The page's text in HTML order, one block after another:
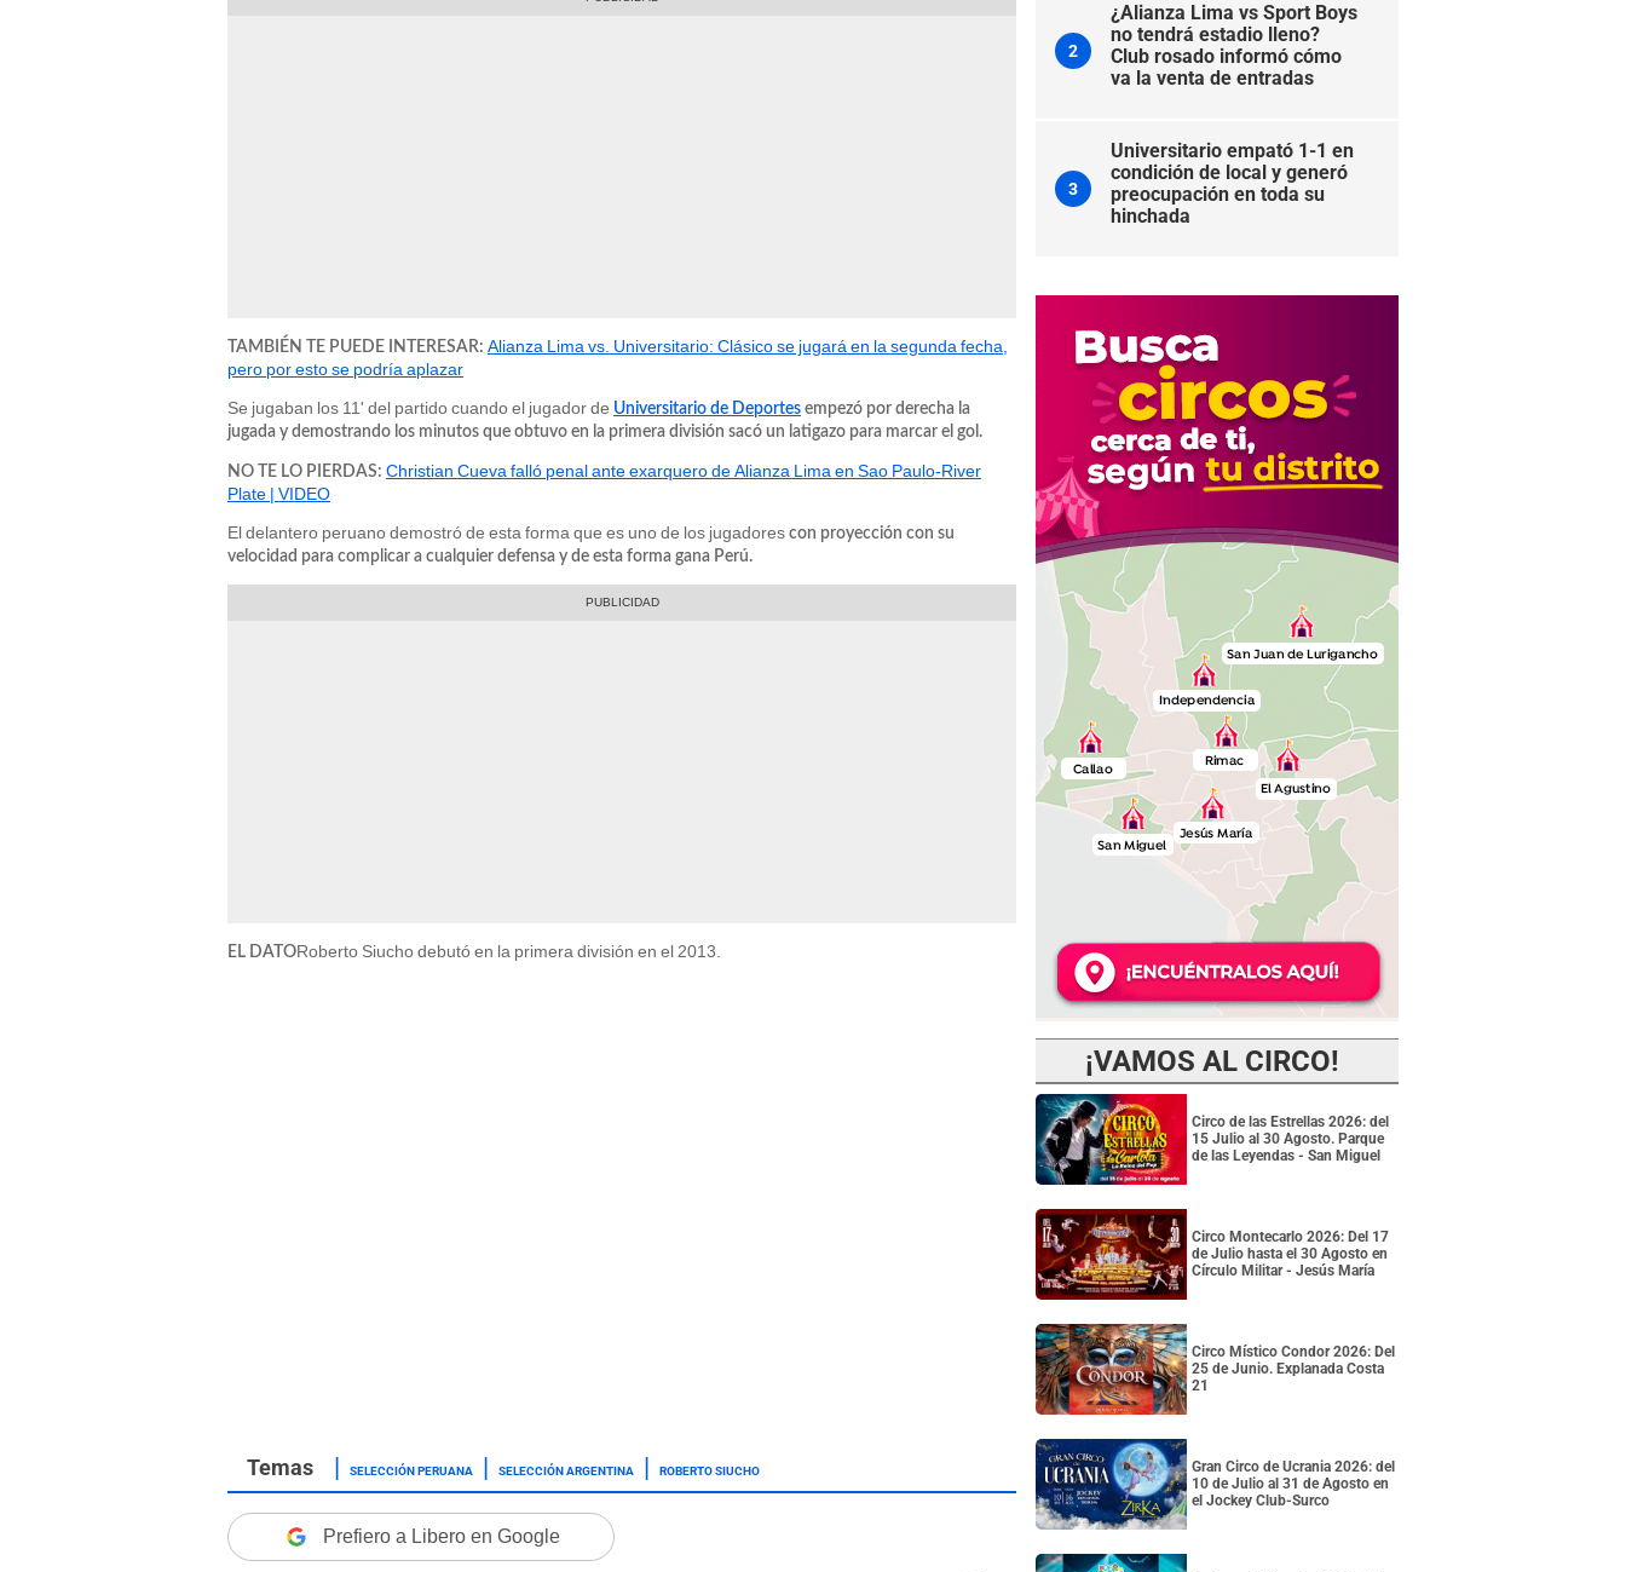
TAMBIÉN TE PUEDE INTERESAR: Alianza Lima vs. Universitario: Clásico se jugará en la segunda fecha,
pero por esto se podría aplazar
Se jugaban los 11' del partido cuando el jugador de Universitario de Deportes empezó por derecha la
jugada y demostrando los minutos que obtuvo en la primera división sacó un latigazo para marcar el gol.
NO TE LO PIERDAS: Christian Cueva falló penal ante exarquero de Alianza Lima en Sao Paulo-River
Plate | VIDEO
El delantero peruano demostró de esta forma que es uno de los jugadores con proyección con su
velocidad para complicar a cualquier defensa y de esta forma gana Perú.
EL DATORoberto Siucho debutó en la primera división en el 2013.
SELECCIÓN PERUANA SELECCIÓN ARGENTINA ROBERTO SIUCHO
Prefiero a Libero en Google
2
¿Alianza Lima vs Sport Boys
no tendrá estadio lleno?
Club rosado informó cómo
va la venta de entradas
3
Universitario empató 1-1 en
condición de local y generó
preocupación en toda su
hinchada
¡VAMOS AL CIRCO!
Circo de las Estrellas 2026: del
15 Julio al 30 Agosto. Parque
de las Leyendas - San Miguel
Circo Montecarlo 2026: Del 17
de Julio hasta el 30 Agosto en
Círculo Militar - Jesús María
Circo Místico Condor 2026: Del
25 de Junio. Explanada Costa
21
Gran Circo de Ucrania 2026: del
10 de Julio al 31 de Agosto en
el Jockey Club-Surco